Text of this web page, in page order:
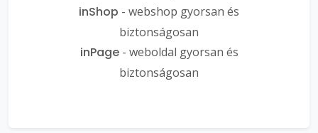
inShop - webshop gyorsan és
biztonságosan
inPage- weboldal gyorsan és
biztonságosan